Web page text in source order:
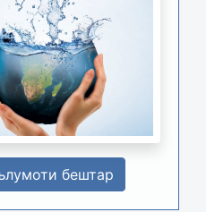
бештар